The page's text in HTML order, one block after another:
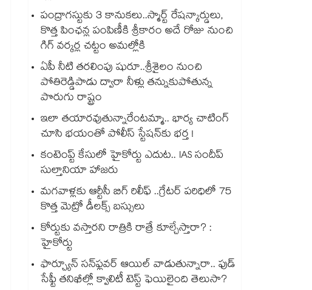
పంద్రాగస్టుకు 3 కానుకలు..స్మార్ట్ రేషన్కార్డులు,
కొత్త పింఛన్ల పంపిణీకి శ్రీకారం అదే రోజు నుంచి
గిగ్ వర్కర్ల చట్టం అమల్లోకి
ఏపీ నీటి తరలింపు షురూ..శ్రీశైలం నుంచి
పోతిరెడ్డిపాడు ద్వారా నీళ్లు తన్నుకుపోతున్న
పొరుగు రాష్ట్రం
ఇలా తయారవుతున్నారేంటమ్మా.. భార్య చాటింగ్
చూసి భయంతో పోలీస్ స్టేషన్⁫కు భర్త !
కంటెంప్ట్ కేసులో హైకోర్టు ఎదుట.. IAS సందీప్
సుల్తానియా హాజరు
మగవాళ్లకు ఆర్టీసీ బిగ్ రిలీఫ్ ..గ్రేటర్ పరిధిలో 75
కొత్త మెట్రో డీలక్స్ బస్సులు
కోర్టుకు వస్తారని రాత్రికి రాత్రే కూల్చేస్తారా? :
హైకోర్టు
ఫార్చ్యూన్ సన్‌ఫ్లవర్ ఆయిల్ వాడుతున్నారా.. ఫుడ్
సేఫ్టీ తనిఖీల్లో క్వాలిటీ టెస్ట్ ఫెయిలైంది తెలుసా?